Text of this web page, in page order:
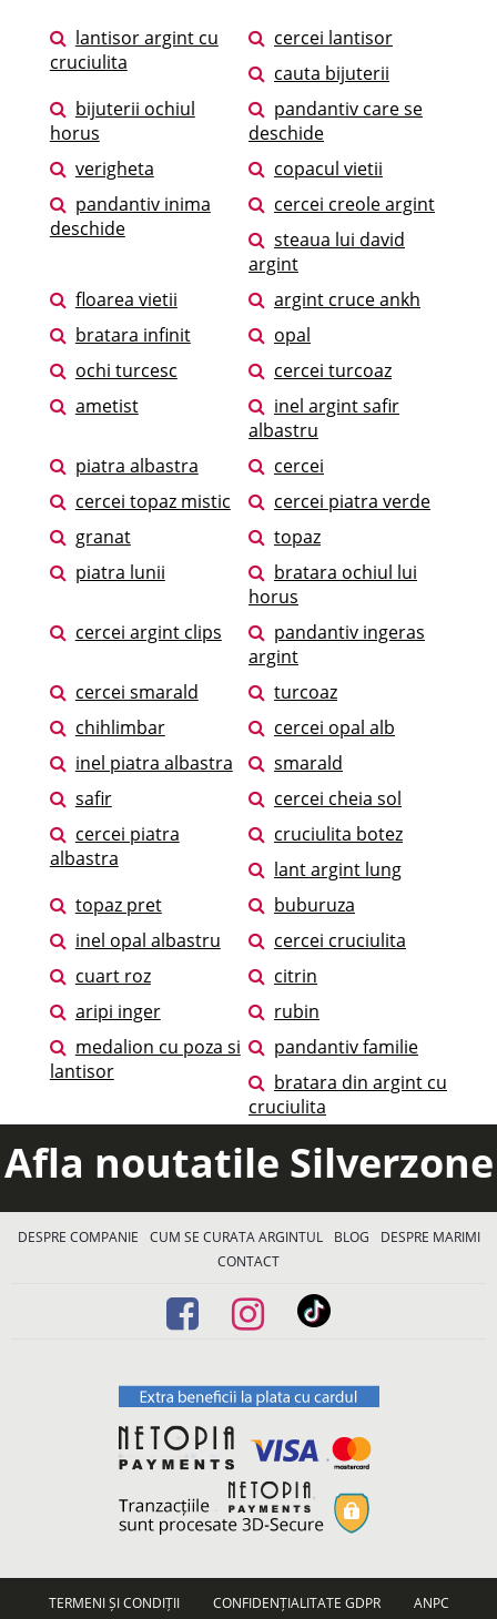
lantisor argint cu
cruciulita
cercei lantisor
cauta bijuterii
bijuterii ochiul
horus
pandantiv care se
deschide
verigheta
copacul vietii
pandantiv inima
deschide
cercei creole argint
steaua lui david
argint
floarea vietii
argint cruce ankh
bratara infinit
opal
ochi turcesc
cercei turcoaz
ametist
inel argint safir
albastru
piatra albastra
cercei
cercei topaz mistic
cercei piatra verde
granat
topaz
piatra lunii
bratara ochiul lui
horus
cercei argint clips
pandantiv ingeras
argint
cercei smarald
turcoaz
chihlimbar
cercei opal alb
inel piatra albastra
smarald
safir
cercei cheia sol
cercei piatra
albastra
cruciulita botez
lant argint lung
topaz pret
buburuza
inel opal albastru
cercei cruciulita
cuart roz
citrin
aripi inger
rubin
medalion cu poza si
lantisor
pandantiv familie
bratara din argint cu
cruciulita
Afla noutatile Silverzone
DESPRE COMPANIE CUM SE CURATA ARGINTUL BLOG
DESPRE MARIMI
CONTACT
TERMENI ȘI CONDIȚII CONFIDENȚIALITATE GDPR
ANPC